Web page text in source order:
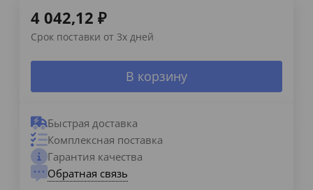
4 042,12 ₽
Срок поставки от 3х дней
В корзину
Быстрая доставка
Комплексная поставка
Гарантия качества
Обратная связь